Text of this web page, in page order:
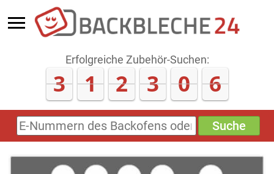
Erfolgreiche Zubehör-Suchen:
3 1 2 3 0 9
E-
Nummern
Suche